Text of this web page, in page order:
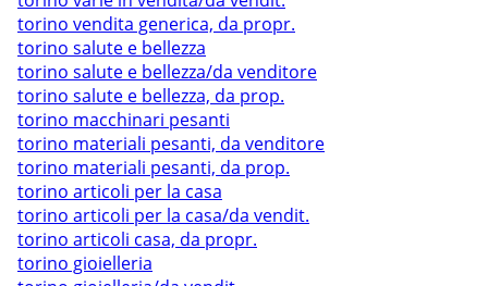
torino vendita generica, da propr.
torino salute e bellezza
torino salute e bellezza/da venditore
torino salute e bellezza, da prop.
torino macchinari pesanti
torino materiali pesanti, da venditore
torino materiali pesanti, da prop.
torino articoli per la casa
torino articoli per la casa/da vendit.
torino articoli casa, da propr.
torino gioielleria